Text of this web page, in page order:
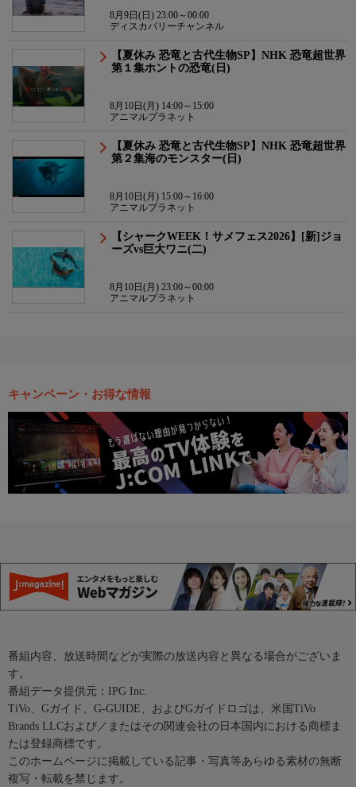
8月9日(日) 23:00～00:00
ディスカバリーチャンネル
【夏休み 恐竜と古代生物SP】NHK 恐竜超世界
第１集ホントの恐竜(日)
8月10日(月) 14:00～15:00
アニマルプラネット
【夏休み 恐竜と古代生物SP】NHK 恐竜超世界
第２集海のモンスター(日)
8月10日(月) 15:00～16:00
アニマルプラネット
【シャークWEEK！サメフェス2026】[新]ジョ
ーズvs巨大ワニ(二)
8月10日(月) 23:00～00:00
アニマルプラネット
キャンペーン・お得な情報
番組内容、放送時間などが実際の放送内容と異なる場合がございま
す。
番組データ提供元：IPG Inc.
TiVo、Gガイド、G-GUIDE、およびGガイドロゴは、米国TiVo
Brands LLCおよび／またはその関連会社の日本国内における商標ま
たは登録商標です。
このホームページに掲載している記事・写真等あらゆる素材の無断
複写・転載を禁じます。